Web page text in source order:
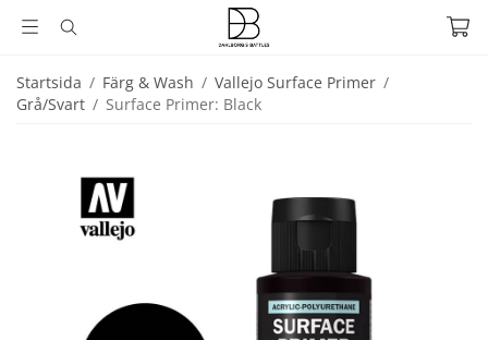
Startsida / Färg & Wash / Vallejo Surface Primer /
Grå/Svart / Surface Primer: Black